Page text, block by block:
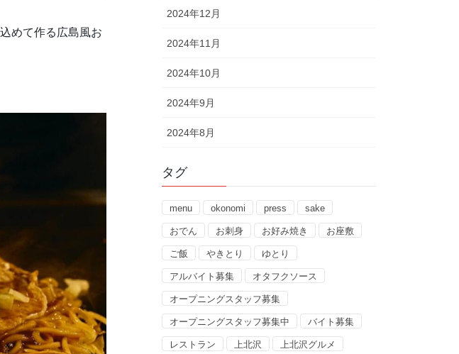
めて作る広島風お
2024年12月
2024年11月
2024年10月
2024年9月
2024年8月
タグ
menu okonomi press sake
おでん お刺身 お好み焼き お座敷
ご飯 やきとり ゆとり
アルバイト募集 オタフクソース
オープニングスタッフ募集
オープニングスタッフ募集中 バイト募集
レストラン 上北沢 上北沢グルメ